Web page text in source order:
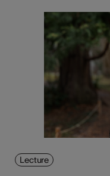
Lecture